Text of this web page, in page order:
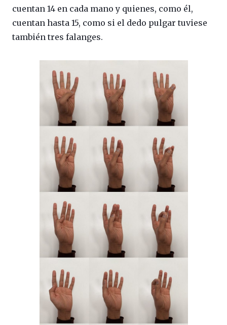
cuentan 14 en cada mano y quienes, como él,
cuentan hasta 15, como si el dedo pulgar tuviese
también tres falanges.